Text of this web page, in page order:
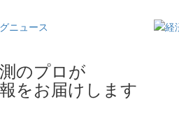
のプロが
をお届けします